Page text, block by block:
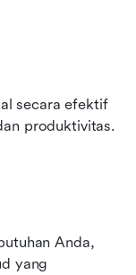
secara efektif
produktivitas.
Anda,
yang